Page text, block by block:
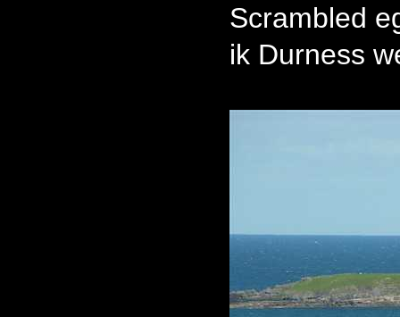
Scrambled
ik Durness